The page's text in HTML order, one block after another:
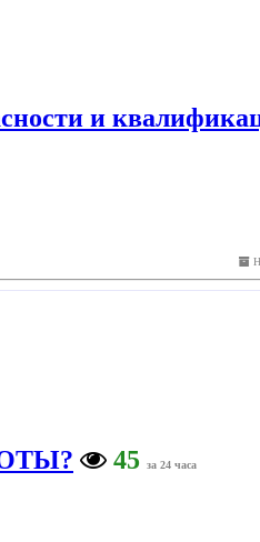
и
45 за 24 часа